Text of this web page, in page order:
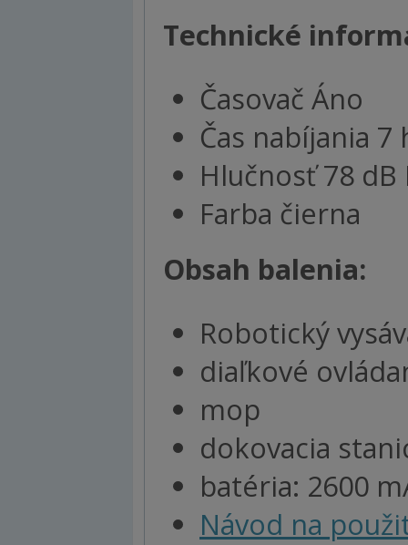
Technické
Časovač Áno
Čas nabíjania 7
Hlučnosť 78
Farba čierna
Obsah balenia:
Robotický
diaľkové
mop
dokovacia
batéria: 2600
Návod na